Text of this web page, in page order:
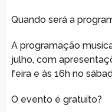
Quando será a
A programação
julho, com
feira e às 16h no
O evento é gratuito?